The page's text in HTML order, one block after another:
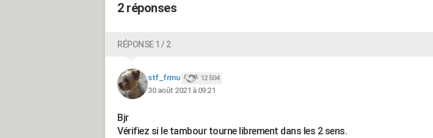
2 réponses
RÉPONSE 1 / 2
stf_frmu 12 504
30 août 2021 à 09:21
Bjr
Vérifiez si le tambour tourne librement dans les 2 sens.